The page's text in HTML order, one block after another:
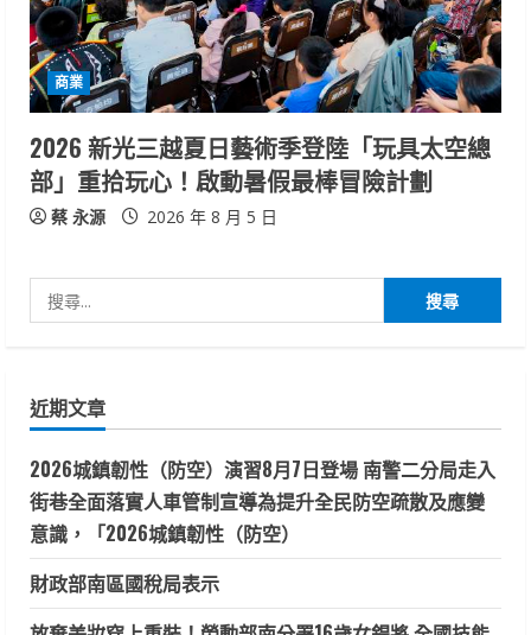
商業
2026 新光三越夏日藝術季登陸「玩具太空總
部」重拾玩心！啟動暑假最棒冒險計劃
蔡 永源 2026 年 8 月 5 日
尋
字:
近期文章
2026城鎮韌性（防空）演習8月7日登場 南警二分局走入
街巷全面落實人車管制宣導為提升全民防空疏散及應變
意識，「2026城鎮韌性（防空）
財政部南區國稅局表示